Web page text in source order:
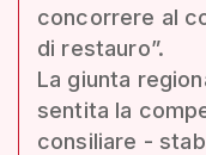
concorrere al
di restauro”.
La giunta
sentita la
consiliare -